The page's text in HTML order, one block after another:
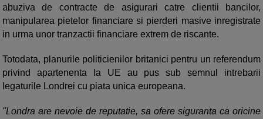
abuziva de contracte de asigurari catre clientii bancilor,
manipularea pietelor financiare si pierderi masive inregistrate
in urma unor tranzactii financiare extrem de riscante.
Totodata, planurile politicienilor britanici pentru un referendum
privind apartenenta la UE au pus sub semnul intrebarii
legaturile Londrei cu piata unica europeana.
"Londra are nevoie de reputatie, sa ofere siguranta ca oricine